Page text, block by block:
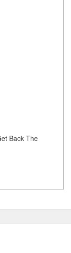
Back The